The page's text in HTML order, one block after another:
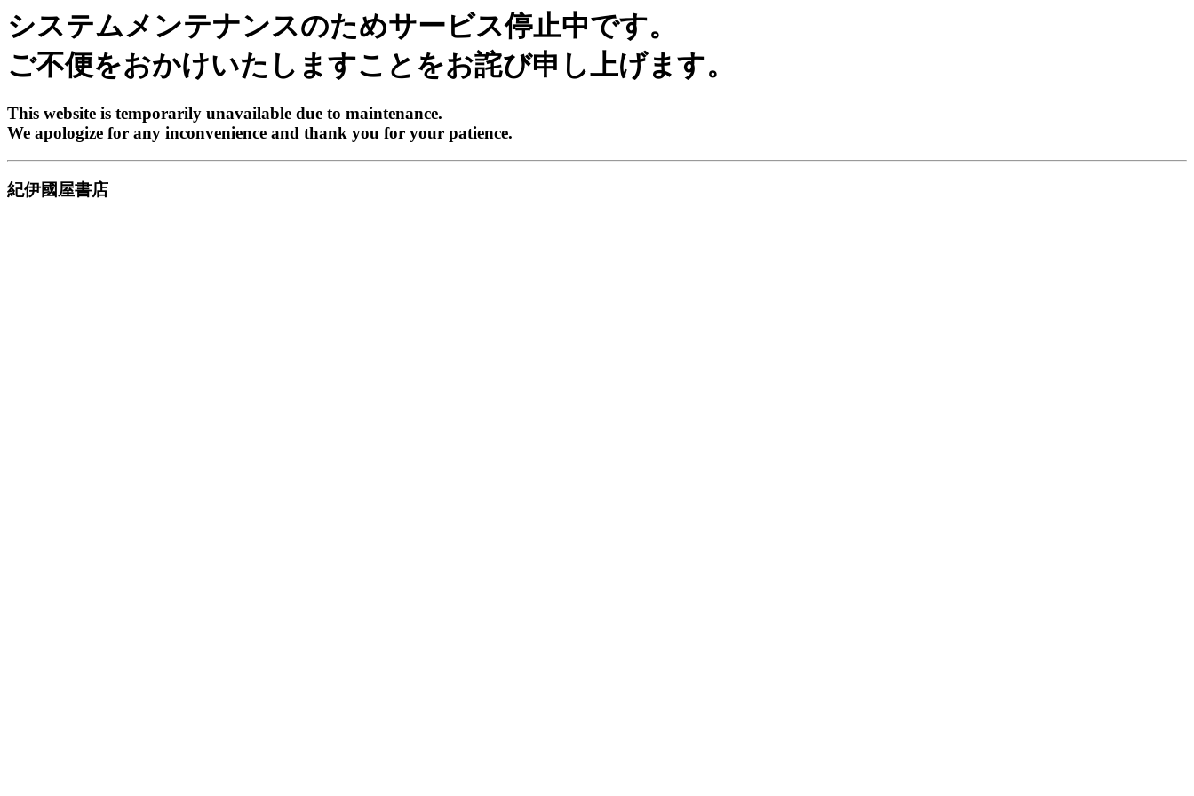
システムメンテナンスのためサービス停止中です。
ご不便をおかけいたしますことをお詫び申し上げます。
This website is temporarily unavailable due to maintenance.
We apologize for any inconvenience and thank you for your patience.
紀伊國屋書店